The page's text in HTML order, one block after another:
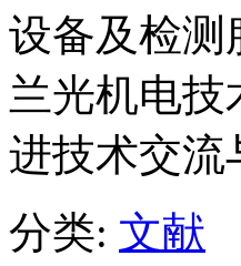
设备及检测
兰光机电
进技术交流
分类: 文献